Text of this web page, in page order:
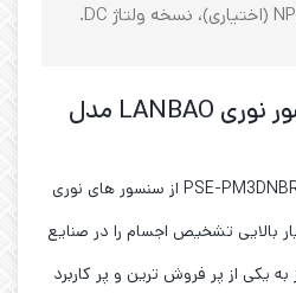
مشخصات فنی سنسور نوری LANBAO مدل
سنسور نوری LANBAO مدل PSE-PM3DNBR از سنسور های نوری
بالایی تشخیص اجسام را در صنایع
یکی از پر فروش ترین و پر کاربرد